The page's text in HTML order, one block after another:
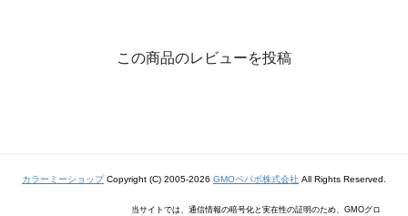
この商品のレビューを投稿
カラーミーショップCopyright (C) 2005-2026 GMOペパボ株式会社 All Rights Reserved.
当サイトでは、通信情報の暗号化と実在性の証明のため、GMOグロ